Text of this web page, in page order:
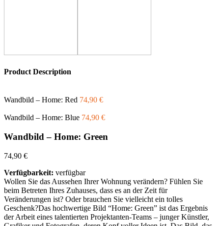
Product Description
Wandbild – Home: Red 74,90 €
Wandbild – Home: Blue 74,90 €
Wandbild – Home: Green
74,90 €
Verfügbarkeit: verfügbar
Wollen Sie das Aussehen Ihrer Wohnung verändern? Fühlen Sie
beim Betreten Ihres Zuhauses, dass es an der Zeit für
Veränderungen ist? Oder brauchen Sie vielleicht ein tolles
Geschenk?Das hochwertige Bild “Home: Green” ist das Ergebnis
der Arbeit eines talentierten Projektanten-Teams – junger Künstler,